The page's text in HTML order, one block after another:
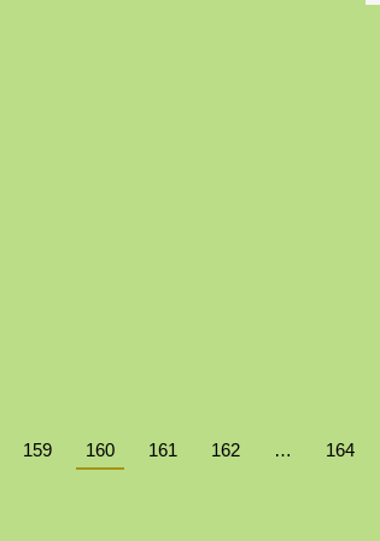
159 160 161 162 … 164